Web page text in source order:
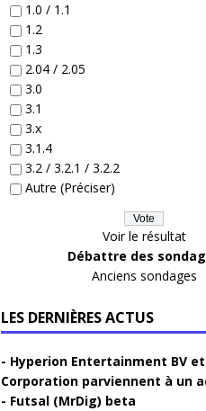
1.0 / 1.1
1.2
1.3
2.04 / 2.05
3.0
3.1
3.x
3.1.4
3.2 / 3.2.1 / 3.2.2
Autre (Préciser)
Voir le résultat
Débattre des
Anciens sondages
LES DERNIÈRES ACTUS
Hyperion Entertainment BV
Corporation parviennent à un
Futsal (MrDig) beta